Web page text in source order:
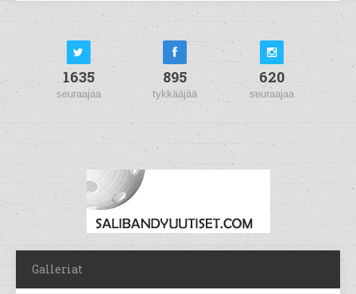
1635
seuraajaa
895
tykkääjää
620
seuraajaa
Galleriat